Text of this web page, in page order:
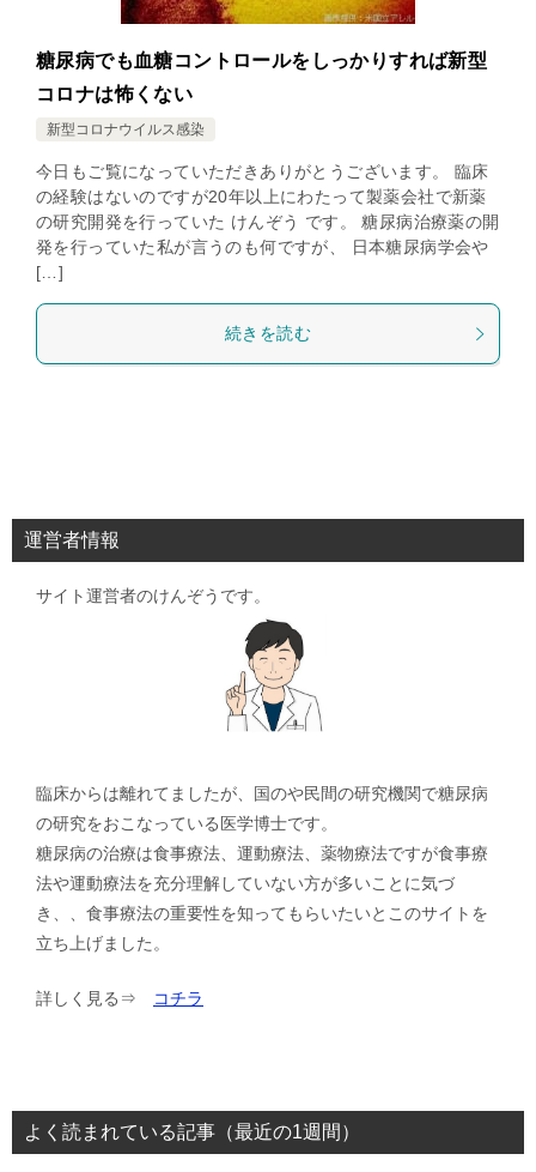
糖尿病でも血糖コントロールをしっかりすれば新型
コロナは怖くない
新型コロナウイルス感染
今日もご覧になっていただきありがとうございます。 臨床
の経験はないのですが20年以上にわたって製薬会社で新薬
の研究開発を行っていた けんぞう です。 糖尿病治療薬の開
発を行っていた私が言うのも何ですが、 日本糖尿病学会や
[…]
続きを読む
運営者情報
サイト運営者のけんぞうです。
臨床からは離れてましたが、国のや民間の研究機関で糖尿病
の研究をおこなっている医学博士です。
糖尿病の治療は食事療法、運動療法、薬物療法ですが食事療
法や運動療法を充分理解していない方が多いことに気づ
き、、食事療法の重要性を知ってもらいたいとこのサイトを
立ち上げました。
詳しく見る⇒ コチラ
よく読まれている記事（最近の1週間）